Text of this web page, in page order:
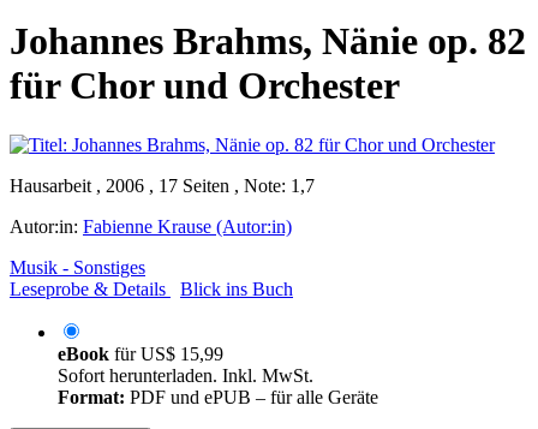
Johannes Brahms, Nänie op. 82
für Chor und Orchester
Hausarbeit , 2006 , 17 Seiten , Note: 1,7
Autor:in: Fabienne Krause (Autor:in)
Musik - Sonstiges
Leseprobe & Details
Blick ins Buch
eBook fürUS$ 15,99
Sofort herunterladen. Inkl. MwSt.
Format: PDF und ePUB – für alle Geräte